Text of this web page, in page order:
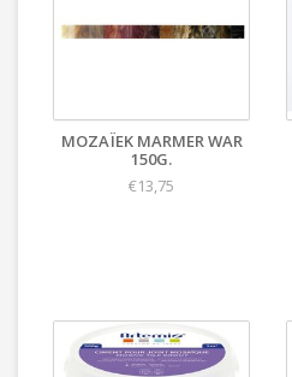
MOZAÏEK MARMER WAR
150G.
€13,75